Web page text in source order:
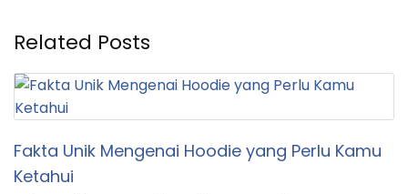
Related Posts
Fakta Unik Mengenai Hoodie yang Perlu Kamu
Ketahui